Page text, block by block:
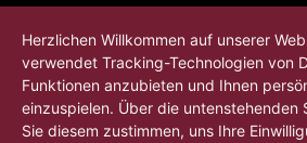
Herzlichen Willkommen auf unserer
verwendet Tracking-Technologien von
Funktionen anzubieten und Ihnen
einzuspielen. Über die untenstehenden
Sie diesem zustimmen, uns Ihre